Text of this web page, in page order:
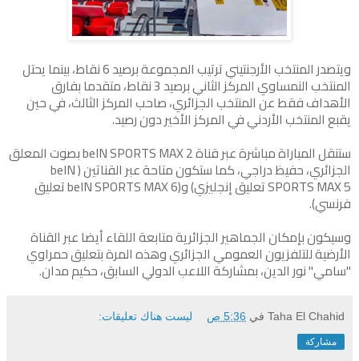
ويتصدر المنتخب الأرجنتيني ترتيب المجموعة برصيد 6 نقاط، بينما يحتل
المنتخب النمساوي المركز الثاني برصيد 3 نقاط، متقدما بفارق
الأهداف فقط عن المنتخب الجزائري، صاحب المركز الثالث، في حين
يقبع المنتخب الأردني في المركز الأخير دون رصيد.
ستنقل المباراة مباشرة عبر قناة beIN SPORTS MAX 2 بصوت المعلق
الجزائري، حفيظ دراجي، كما ستكون متاحة عبر القناتين ( beIN
SPORTS MAX 5 تعليق إنجليزي) و(beIN SPORTS MAX 6 تعليق
فرنسي).
وسيكون بإمكان الجماهير الجزائرية متابعة اللقاء أيضا عبر القناة
الأرضية للتلفزيون العمومي الجزائري وهذه المرة بتعليق حمراوي
"سامي" نور الدين، بمشاركة اللاعب الدولي السابق، حكيم مدان.
Taha El Chahid في 5:36 ص ليست هناك تعليقات:
مشاركة